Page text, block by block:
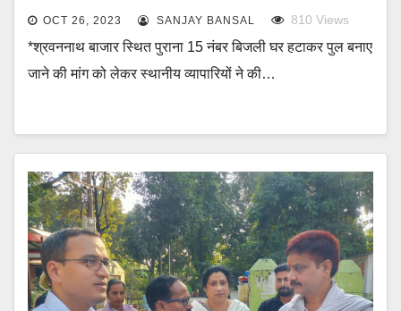
OCT 26, 2023 SANJAY BANSAL 810 Views
*श्रवननाथ बाजार स्थित पुराना 15 नंबर बिजली घर हटाकर पुल बनाए
जाने की मांग को लेकर स्थानीय व्यापारियों ने की…